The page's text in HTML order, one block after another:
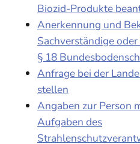
Biozid-Produkte
Anerkennung und
Sachverständige
§ 18
Anfrage bei der
stellen
Angaben zur Person
Aufgaben des